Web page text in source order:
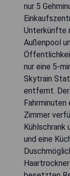
nur 5
Unterkünfte
Außenpool
nur eine 5-
Skytrain
entfernt. Der
Zimmer
Kühlschrank
und eine